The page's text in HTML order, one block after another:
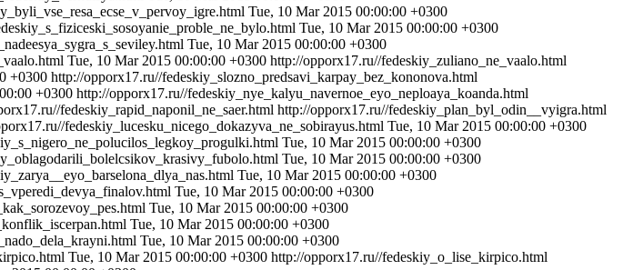
Tue, 10 Mar 2015 00:00:00 +0300
Tue, 10 Mar 2015 00:00:00 +0300
Tue, 10 Mar 2015 00:00:00 +0300
Tue, 10 Mar 2015 00:00:00 +0300 http://opporx17.ru//fedeskiy_zuliano_ne_vaalo.html
+0300 http://opporx17.ru//fedeskiy_slozno_predsavi_karpay_bez_kononova.html
+0300 http://opporx17.ru//fedeskiy_nye_kalyu_navernoe_eyo_neploaya_koanda.html
fedeskiy_rapid_naponil_ne_saer.html http://opporx17.ru//fedeskiy_plan_byl_odin__vyigra.html
fedeskiy_lucesku_nicego_dokazyva_ne_sobirayus.html Tue, 10 Mar 2015 00:00:00 +0300
Tue, 10 Mar 2015 00:00:00 +0300
Tue, 10 Mar 2015 00:00:00 +0300
Tue, 10 Mar 2015 00:00:00 +0300
Tue, 10 Mar 2015 00:00:00 +0300
Tue, 10 Mar 2015 00:00:00 +0300
Tue, 10 Mar 2015 00:00:00 +0300
Tue, 10 Mar 2015 00:00:00 +0300
Tue, 10 Mar 2015 00:00:00 +0300 http://opporx17.ru//fedeskiy_o_lise_kirpico.html